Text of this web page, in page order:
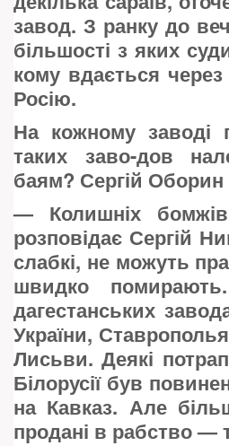
завод. З ранку до
більшості з яких
кому вдається
Росію.
На кожному заводі
таких заво-дов
баям? Сергій
— Колишніх
розповідає Сергій
слабкі, не можуть
швидко
дагестанських
України,
Лисьви. Деякі
Білорусії був
на Кавказ. Але
продані в рабство —